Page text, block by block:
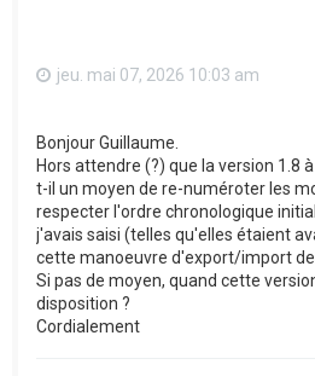
jeu. mai 07, 2026 10:03 am
Bonjour Guillaume.
Hors attendre (?) que la version 1.8
t-il un moyen de re-numéroter les
respecter l'ordre chronologique
j'avais saisi (telles qu'elles étaient
cette manoeuvre d'export/import
Si pas de moyen, quand cette
disposition ?
Cordialement